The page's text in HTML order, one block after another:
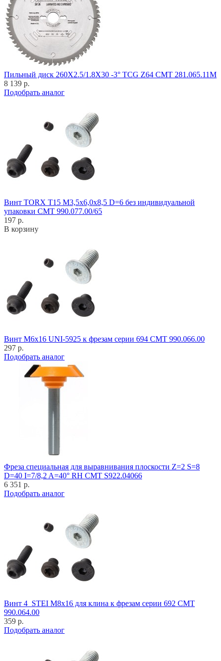
Пильный диск 260X2.5/1.8X30 -3° TCG Z64 CMT 281.065.11M
8 139 р.
Подобрать аналог
Винт TORX T15 M3,5x6,0x8,5 D=6 без индивидуальной
упаковки CMT 990.077.00/65
197 р.
В корзину
Винт M6x16 UNI-5925 к фрезам серии 694 CMT 990.066.00
297 р.
Подобрать аналог
Фреза специальная для выравнивания плоскости Z=2 S=8
D=40 I=7/8,2 A=40° RH CMT S922.04066
6 351 р.
Подобрать аналог
Винт 4_STEI M8x16 для клина к фрезам серии 692 CMT
990.064.00
359 р.
Подобрать аналог